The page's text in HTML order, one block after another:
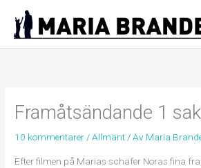
innehåll
Framåtsändande 1
10 kommentarer /Allmänt / Av Maria
Efter filmen på Marias schäfer Noras fina